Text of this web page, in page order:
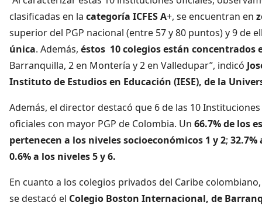
clasificadas en la categoría ICFES A+, se encuentran en
superior del PGP nacional (entre 57 y 80 puntos) y 9 de
única. Además, éstos 10 colegios están concentrados
Barranquilla, 2 en Montería y 2 en Valledupar”, indicó
Instituto de Estudios en Educación (IESE), de la
Además, el director destacó que 6 de las 10
oficiales con mayor PGP de Colombia. Un 66.7% de los
pertenecen a los niveles socioeconómicos 1 y 2; 32.7%
0.6% a los niveles 5 y 6.
En cuanto a los colegios privados del Caribe
se destacó el Colegio Boston Internacional, de